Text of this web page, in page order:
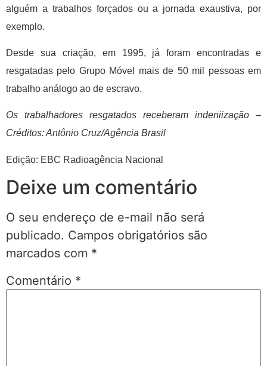
alguém a trabalhos forçados ou a jornada exaustiva, por
exemplo.
Desde sua criação, em 1995, já foram encontradas e
resgatadas pelo Grupo Móvel mais de 50 mil pessoas em
trabalho análogo ao de escravo.
Os trabalhadores resgatados receberam indeniização –
Créditos: Antônio Cruz/Agência Brasil
Edição: EBC Radioagência Nacional
Deixe um comentário
O seu endereço de e-mail não será
publicado. Campos obrigatórios são
marcados com *
Comentário *